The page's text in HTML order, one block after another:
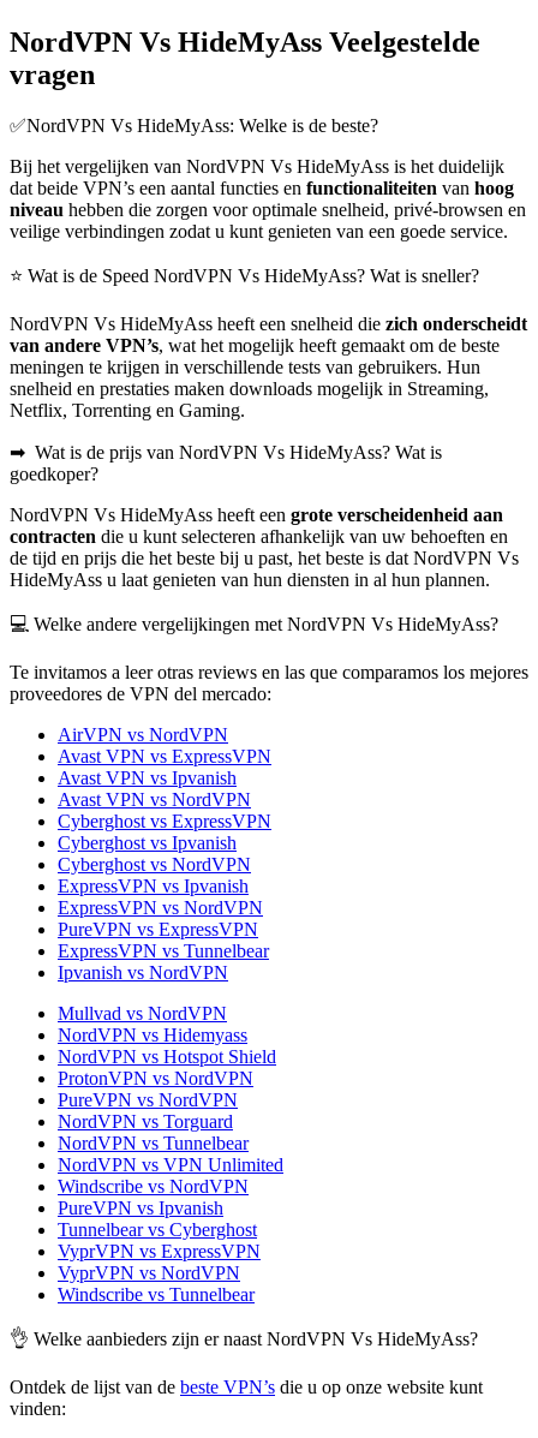
NordVPN Vs HideMyAss Veelgestelde
vragen
✅NordVPN Vs HideMyAss: Welke is de beste?
Bij het vergelijken van NordVPN Vs HideMyAss is het duidelijk
dat beide VPN’s een aantal functies en functionaliteiten van hoog
niveau hebben die zorgen voor optimale snelheid, privé-browsen en
veilige verbindingen zodat u kunt genieten van een goede service.
⭐ Wat is de Speed NordVPN Vs HideMyAss? Wat is sneller?
NordVPN Vs HideMyAss heeft een snelheid die zich onderscheidt
van andere VPN’s, wat het mogelijk heeft gemaakt om de beste
meningen te krijgen in verschillende tests van gebruikers. Hun
snelheid en prestaties maken downloads mogelijk in Streaming,
Netflix, Torrenting en Gaming.
➡ ️ Wat is de prijs van NordVPN Vs HideMyAss? Wat is
goedkoper?
NordVPN Vs HideMyAss heeft een grote verscheidenheid aan
contracten die u kunt selecteren afhankelijk van uw behoeften en
de tijd en prijs die het beste bij u past, het beste is dat NordVPN Vs
HideMyAss u laat genieten van hun diensten in al hun plannen.
💻 Welke andere vergelijkingen met NordVPN Vs HideMyAss?
Te invitamos a leer otras reviews en las que comparamos los mejores
proveedores de VPN del mercado:
AirVPN vs NordVPN
Avast VPN vs ExpressVPN
Avast VPN vs Ipvanish
Avast VPN vs NordVPN
Cyberghost vs ExpressVPN
Cyberghost vs Ipvanish
Cyberghost vs NordVPN
ExpressVPN vs Ipvanish
ExpressVPN vs NordVPN
PureVPN vs ExpressVPN
ExpressVPN vs Tunnelbear
Ipvanish vs NordVPN
Mullvad vs NordVPN
NordVPN vs Hidemyass
NordVPN vs Hotspot Shield
ProtonVPN vs NordVPN
PureVPN vs NordVPN
NordVPN vs Torguard
NordVPN vs Tunnelbear
NordVPN vs VPN Unlimited
Windscribe vs NordVPN
PureVPN vs Ipvanish
Tunnelbear vs Cyberghost
VyprVPN vs ExpressVPN
VyprVPN vs NordVPN
Windscribe vs Tunnelbear
👌 Welke aanbieders zijn er naast NordVPN Vs HideMyAss?
Ontdek de lijst van de beste VPN’s die u op onze website kunt
vinden: